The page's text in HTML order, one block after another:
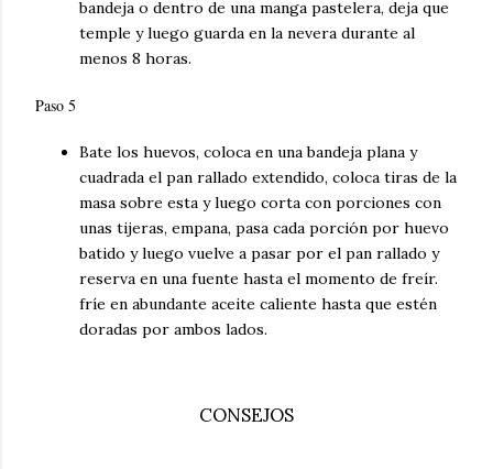
bandeja o dentro de una manga pastelera, deja que
temple y luego guarda en la nevera durante al
menos 8 horas.
Paso 5
Bate los huevos, coloca en una bandeja plana y
cuadrada el pan rallado extendido, coloca tiras de la
masa sobre esta y luego corta con porciones con
unas tijeras, empana, pasa cada porción por huevo
batido y luego vuelve a pasar por el pan rallado y
reserva en una fuente hasta el momento de freír.
fríe en abundante aceite caliente hasta que estén
doradas por ambos lados.
CONSEJOS